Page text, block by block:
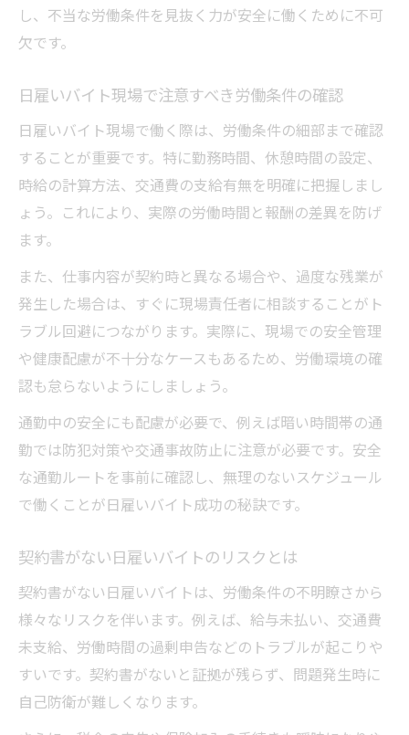
し、不当な労働条件を見抜く力が安全に働くために不可
欠です。
日雇いバイト現場で注意すべき労働条件の確認
日雇いバイト現場で働く際は、労働条件の細部まで確認
することが重要です。特に勤務時間、休憩時間の設定、
時給の計算方法、交通費の支給有無を明確に把握しまし
ょう。これにより、実際の労働時間と報酬の差異を防げ
ます。
また、仕事内容が契約時と異なる場合や、過度な残業が
発生した場合は、すぐに現場責任者に相談することがト
ラブル回避につながります。実際に、現場での安全管理
や健康配慮が不十分なケースもあるため、労働環境の確
認も怠らないようにしましょう。
通勤中の安全にも配慮が必要で、例えば暗い時間帯の通
勤では防犯対策や交通事故防止に注意が必要です。安全
な通勤ルートを事前に確認し、無理のないスケジュール
で働くことが日雇いバイト成功の秘訣です。
契約書がない日雇いバイトのリスクとは
契約書がない日雇いバイトは、労働条件の不明瞭さから
様々なリスクを伴います。例えば、給与未払い、交通費
未支給、労働時間の過剰申告などのトラブルが起こりや
すいです。契約書がないと証拠が残らず、問題発生時に
自己防衛が難しくなります。